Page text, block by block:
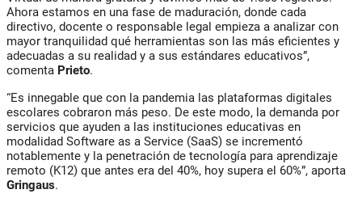
Ahora estamos en una fase de maduración, donde cada
directivo, docente o responsable legal empieza a analizar con
mayor tranquilidad qué herramientas son las más eficientes y
adecuadas a su realidad y a sus estándares educativos”,
comenta Prieto.
“Es innegable que con la pandemia las plataformas digitales
escolares cobraron más peso. De este modo, la demanda por
servicios que ayuden a las instituciones educativas en
modalidad Software as a Service (SaaS) se incrementó
notablemente y la penetración de tecnología para aprendizaje
remoto (K12) que antes era del 40%, hoy supera el 60%”, aporta
Gringaus.